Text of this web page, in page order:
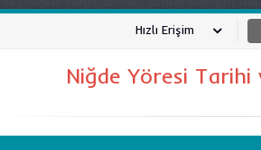
Hızlı Erişim
Niğde Yöresi